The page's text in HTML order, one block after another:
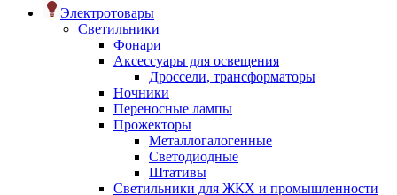
Электротовары
Светильники
Фонари
Аксессуары для освещения
Дроссели, трансформаторы
Ночники
Переносные лампы
Прожекторы
Металлогалогенные
Светодиодные
Штативы
Светильники для ЖКХ и промышленности